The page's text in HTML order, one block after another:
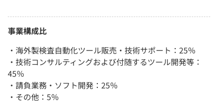
事業構成比
・海外製検査自動化ツール販売・技術サポート：25％
・技術コンサルティングおよび付随するツール開発等：
45％
・請負業務・ソフト開発：25％
・その他：5％